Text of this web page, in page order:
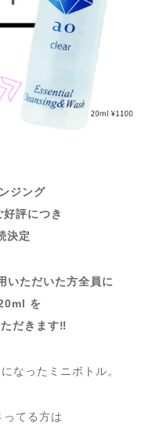
ジング
評につき
決定
いただいた方全員に
を
だきます‼️
なったミニボトル。
ってる方は